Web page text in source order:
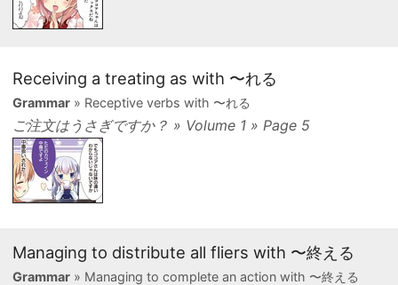
Receiving a treating as with 〜れる
Grammar» Receptive verbs with 〜れる
ご注文はうさぎですか？ » Volume 1 » Page 5
Managing to distribute all fliers with 〜終える
Grammar» Managing to complete an action with 〜終える